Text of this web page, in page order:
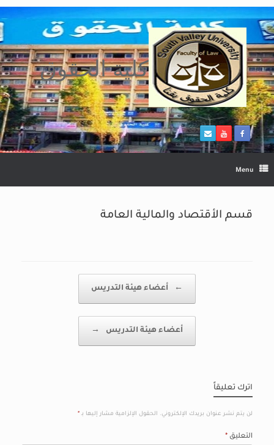
Skip
to
content
كلية الحقوق
Menu
قسم الأقتصاد والمالية العامة
← أعضاء هيئة التدريس
أعضاء هيئة التدريس →
اترك تعليقاً
لن يتم نشر عنوان بريدك الإلكتروني. الحقول الإلزامية مشار إليها بـ *
التعليق *